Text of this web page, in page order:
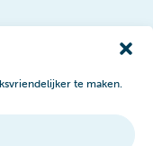
te maken.